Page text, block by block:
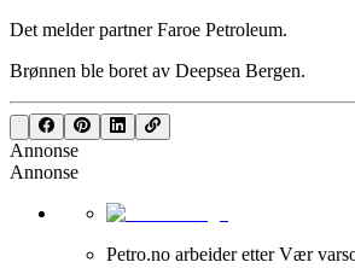
Det melder partner Faroe Petroleum.
Brønnen ble boret av Deepsea Bergen.
Annonse
Annonse
Petro.no arbeider etter Vær